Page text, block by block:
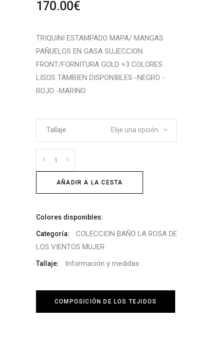
170.00€
TRIQUINI ESTAMPADO MAPA/ MANGAS
PAÑUELOS EN GASA SUJECCION
FRONT/FORNITURA GOLD +3 COLORES
LISOS TAMBIEN DISPONIBLES -NEGRO -
ROJO -MARINO
Tallaje Elije una opción
Cantidad
AÑADIR A LA CESTA
Colores disponibles:
Categoría:
COLECCION BAÑO LA ROSA DE
LOS VIENTOS MUJER
Tallaje: Información y medidas
COMPOSICIÓN DE LOS TEJIDOS